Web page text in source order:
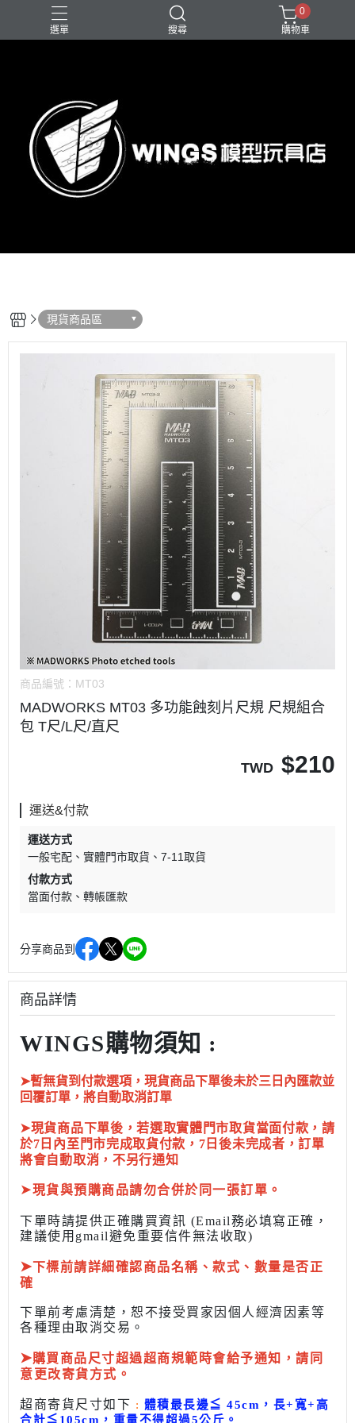
選單 搜尋
0
購物車
現貨商品區
商品編號： MT03
MADWORKS MT03 多功能蝕刻片尺規 尺規組合
包 T尺/L尺/直尺
TWD $210
運送&付款
運送方式
一般宅配
實體門市取貨
7-11取貨
付款方式
當面付款
轉帳匯款
分享商品到
商品詳情
WINGS購物須知 :
➤暫無貨到付款選項，現貨商品下單後未於三日內匯款並
回覆訂單，將自動取消訂單
➤現貨商品下單後，若選取實體門市取貨當面付款，請
於7日內至門市完成取貨付款，7日後未完成者，訂單
將會自動取消，不另行通知
➤現貨與預購商品請勿合併於同一張訂單。
下單時請提供正確購買資訊 (Email務必填寫正確，
建議使用gmail避免重要信件無法收取)
➤下標前請詳細確認商品名稱、款式、數量是否正
確
下單前考慮清楚，恕不接受買家因個人經濟因素等
各種理由取消交易。
➤購買商品尺寸超過超商規範時會給予通知，請同
意更改寄貨方式。
超商寄貨尺寸如下 : 體積最長邊≦ 45cm，長+寬+高
合計≦ 105cm， 重量不得超過5公斤 。